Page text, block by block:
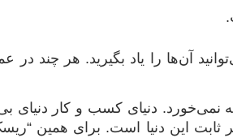
آن‌ها را یاد بگیرید. هر چند
همه نمی‌خورد. دنیای کسب و کار
این دنیا است. برای همین